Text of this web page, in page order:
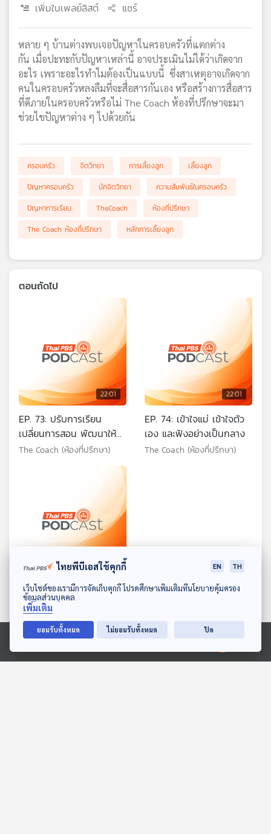
ข่าย
วิทยุ
ไทย
เอส
เครือ
ดาวน์โหลด Thai PBS Podcast Application
Ⓒ 2020 องค์การกระจายเสียงและแพร่ภาพสาธารณะแห่งประเทศไทย
เพิ่มในเพลย์ลิสต์ แชร์
หลาย ๆ บ้านต่างพบเจอปัญหาในครอบครัวที่แตกต่าง
กัน เมื่อปะทะกับปัญหาเหล่านี้ อาจประเมินไม่ได้ว่าเกิดจาก
อะไร เพราะอะไรทำไมต้องเป็นแบบนี้ ซึ่งสาเหตุอาจเกิดจาก
คนในครอบครัวหลงลืมที่จะสื่อสารกันเอง หรือสร้างการสื่อสาร
ที่ดีภายในครอบครัวหรือไม่ The Coach ห้องที่ปรึกษาจะมา
ช่วยไขปัญหาต่าง ๆ ไปด้วยกัน
ครอบครัว จิตวิทยา การเลี้ยงลูก
เลี้ยงลูก
ปัญหาครอบครัว
นักจิตวิทยา
ความสัมพันธ์ในครอบครัว
ปัญหาการเรียน
TheCoach
ห้องที่ปรึกษา
The Coach ห้องที่ปรึกษา
หลักการเลี้ยงลูก
ตอนถัดไป
22:01
EP. 73: ปรับการเรียน
เปลี่ยนการสอน พัฒนาให้
เท่าทันโลกยุคใหม่
The Coach (ห้องที่ปรึกษา)
22:01
EP. 74: เข้าใจแม่ เข้าใจตัว
เอง และฟังอย่างเป็นกลาง
The Coach (ห้องที่ปรึกษา)
22:01
EP. 75: ทดสอบอัปโหลด10
The Coach (ห้องที่ปรึกษา)
ตอนที่เกี่ยวข้อง
ไทยพีบีเอสใช้คุกกี้ EN TH
เว็บไซต์ของเรามีการจัดเก็บคุกกี้ โปรดศึกษาเพิ่มเติมที่นโยบายคุ้มครอง
ข้อมูลส่วนบุคคล
เพิ่มเติม
ยอมรับทั้งหมด ไม่ยอมรับทั้งหมด ปิด